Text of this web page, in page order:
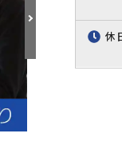
休